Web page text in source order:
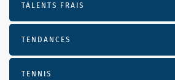
TALENTS FRAIS
TENDANCES
TENNIS